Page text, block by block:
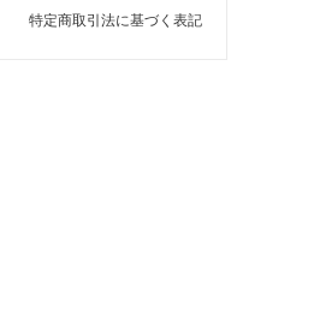
特定商取引法に基づく表記